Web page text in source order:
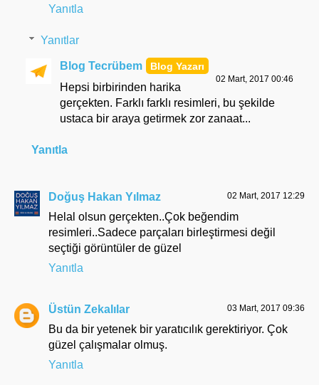
Yanıtla
Yanıtlar
Blog Tecrübem
02 Mart, 2017 00:46
Hepsi birbirinden harika
gerçekten. Farklı farklı resimleri, bu şekilde
ustaca bir araya getirmek zor zanaat...
Yanıtla
Doğuş Hakan Yılmaz 02 Mart, 2017 12:29
Helal olsun gerçekten..Çok beğendim
resimleri..Sadece parçaları birleştirmesi değil
seçtiği görüntüler de güzel
Yanıtla
Üstün Zekalılar 03 Mart, 2017 09:36
Bu da bir yetenek bir yaratıcılık gerektiriyor. Çok
güzel çalışmalar olmuş.
Yanıtla